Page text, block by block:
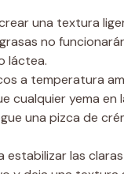
una textura
no
láctea.
a temperatura
cualquier yema en
una pizca de
estabilizar las